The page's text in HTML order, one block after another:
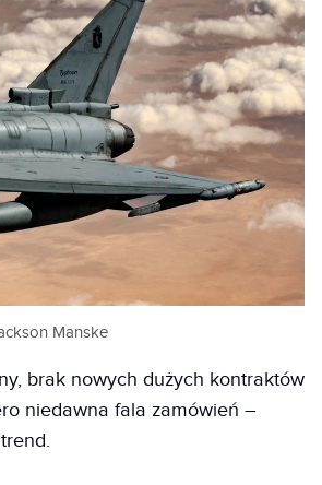
Manske
brak nowych dużych kontraktów
niedawna fala zamówień –